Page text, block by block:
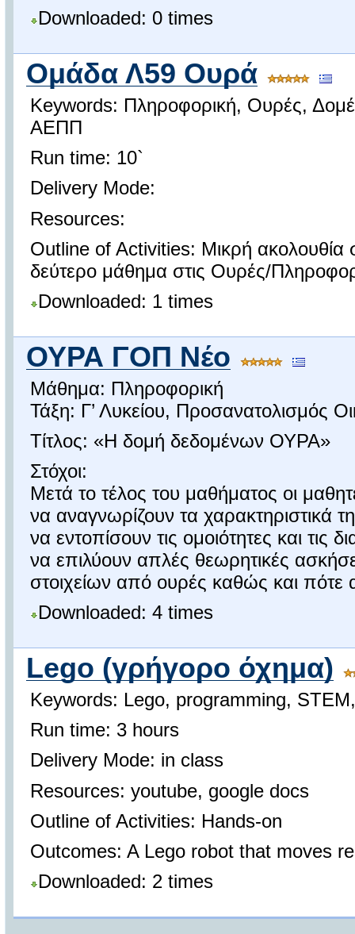
Downloaded: 0 times
Ομάδα Λ59 Ουρά
Keywords: Πληροφορική, Ουρές,
ΑΕΠΠ
Run time: 10`
Delivery Mode:
Resources:
Outline of Activities: Μικρή
δεύτερο μάθημα στις Ουρές/
Downloaded: 1 times
ΟΥΡΑ ΓΟΠ Νέο
Μάθημα: Πληροφορική
Τάξη: Γ’ Λυκείου, Προσανατολισμός
Τίτλος: «Η δομή δεδομένων ΟΥΡΑ»
Στόχοι:
Μετά το τέλος του μαθήματος οι
να αναγνωρίζουν τα χαρακτηριστικά
να εντοπίσουν τις ομοιότητες και
να επιλύουν απλές θεωρητικές
στοιχείων από ουρές καθώς και πότε
Downloaded: 4 times
Lego (γρήγορο όχημα)
Keywords: Lego, programming,
Run time: 3 hours
Delivery Mode: in class
Resources: youtube, google docs
Outline of Activities: Hands-on
Outcomes: A Lego robot that moves
Downloaded: 2 times